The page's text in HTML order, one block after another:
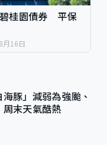
桂園債券 平保
月16日
豚」減弱為強颱、
末天氣酷熱